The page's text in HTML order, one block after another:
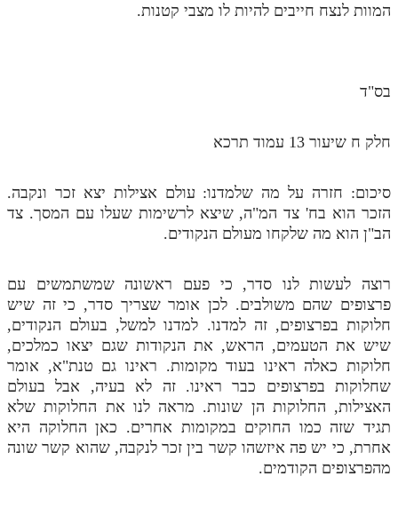
תלמוד עשר הספירות חלק ו
תלמוד עשר הספירות חלק ט
תלמוד עשר הספירות חלק י
תלמוד עשר הספירות חלק יב
תלמוד עשר הספירות חלק יג
תלמוד עשר הספירות חלק יד
תלמוד עשר הספירות חלק טו
תלמוד עשר הספירות חלק טז
בית שער הכוונות
המוות לנצח חייבים להיות לו מצבי קטנות.
בס"ד
חלק ח שיעור 13 עמוד תרכא
סיכום: חזרה על מה שלמדנו: עולם אצילות יצא זכר ונקבה.
הזכר הוא בח' צד המ"ה, שיצא לרשימות שעלו עם המסך. צד
הב"ן הוא מה שלקחו מעולם הנקודים.
רוצה לעשות לנו סדר, כי פעם ראשונה שמשתמשים עם
פרצופים שהם משולבים. לכן אומר שצריך סדר, כי זה שיש
חלוקות בפרצופים, זה למדנו. למדנו למשל, בעולם הנקודים,
שיש את הטעמים, הראש, את הנקודות שגם יצאו כמלכים,
חלוקות כאלה ראינו בעוד מקומות. ראינו גם טנת"א, אומר
שחלוקות בפרצופים כבר ראינו. זה לא בעיה, אבל בעולם
האצילות, החלוקות הן שונות. מראה לנו את החלוקות שלא
תגיד שזה כמו החוקים במקומות אחרים. כאן החלוקה היא
אחרת, כי יש פה איזשהו קשר בין זכר לנקבה, שהוא קשר שונה
מהפרצופים הקודמים.